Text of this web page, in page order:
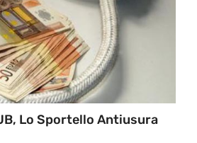
Lo Sportello Antiusura